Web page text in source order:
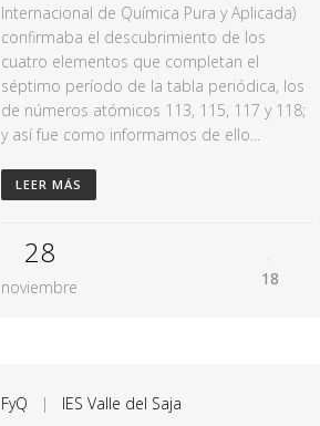
Internacional de Química Pura y Aplicada)
confirmaba el descubrimiento de los
cuatro elementos que completan el
séptimo período de la tabla periódica, los
de números atómicos 113, 115, 117 y 118;
y así fue como informamos de ello...
LEER MÁS
28
noviembre 18
FyQ | IES Valle del Saja